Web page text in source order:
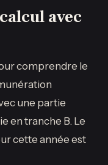
avec
comprendre le
une partie
en tranche B. Le
cette année est